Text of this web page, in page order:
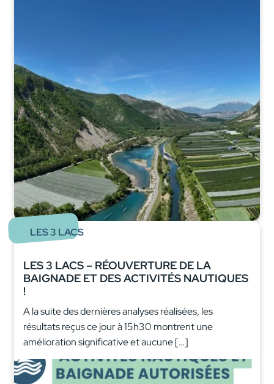
LES 3 LACS
LES 3 LACS – RÉOUVERTURE DE LA
BAIGNADE ET DES ACTIVITÉS NAUTIQUES
!
A la suite des dernières analyses réalisées, les
résultats reçus ce jour à 15h30 montrent une
amélioration significative et aucune […]